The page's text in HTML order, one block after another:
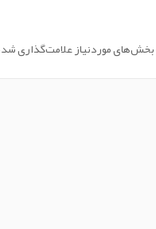
بخش‌های موردنیاز علامت‌گذاری